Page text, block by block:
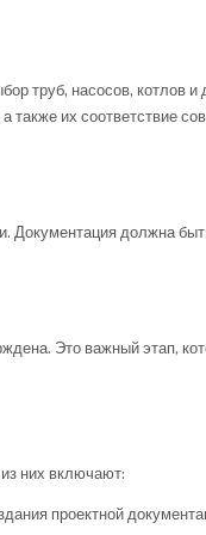
труб, насосов, котлов и
также их соответствие
Документация должна
Это важный этап,
них включают:
проектной